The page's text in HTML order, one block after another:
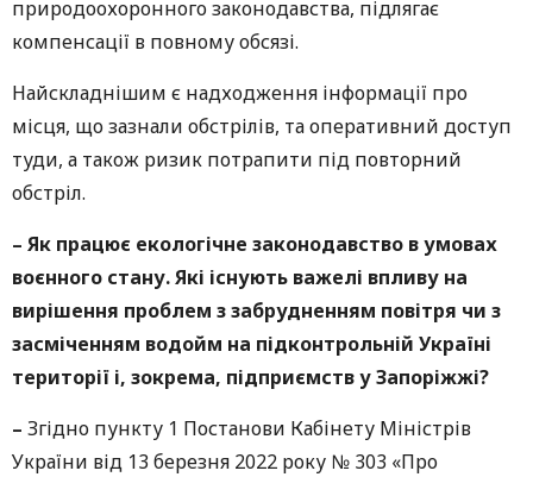
природоохоронного законодавства, підлягає
компенсації в повному обсязі.
Найскладнішим є надходження інформації про
місця, що зазнали обстрілів, та оперативний доступ
туди, а також ризик потрапити під повторний
обстріл.
– Як працює екологічне законодавство в умовах
воєнного стану. Які існують важелі впливу на
вирішення проблем з забрудненням повітря чи з
засміченням водойм на підконтрольній Україні
території і, зокрема, підприємств у Запоріжжі?
– Згідно пункту 1 Постанови Кабінету Міністрів
України від 13 березня 2022 року № 303 «Про